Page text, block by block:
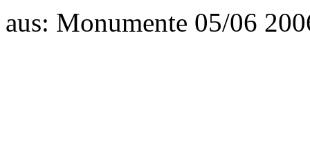
aus: Monumente 05/06